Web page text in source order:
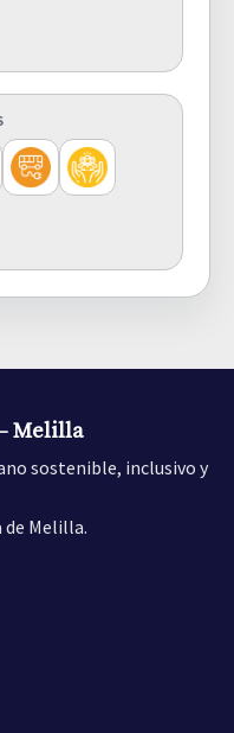
Melilla
sostenible, inclusivo y
Melilla.